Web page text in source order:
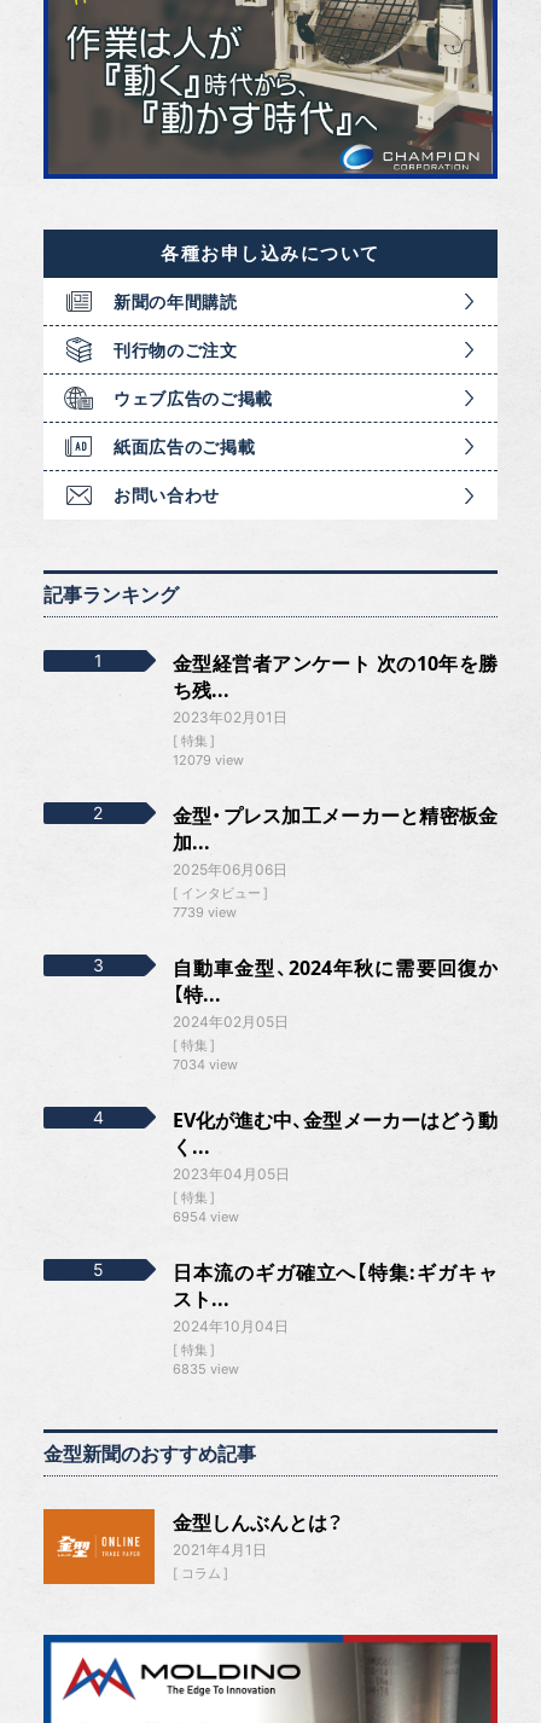
各種お申し込みについて
新聞の年間購読
刊行物のご注文
ウェブ広告のご掲載
紙面広告のご掲載
お問い合わせ
記事ランキング
金型経営者アンケート 次の10年を勝
ち残...
2023年02月01日
特集
12079 view
金型・プレス加工メーカーと精密板金
加...
2025年06月06日
インタビュー
7739 view
自動車金型、2024年秋に需要回復か
【特...
2024年02月05日
特集
7034 view
EV化が進む中、金型メーカーはどう動
く...
2023年04月05日
特集
6954 view
日本流のギガ確立へ【特集:ギガキャ
スト...
2024年10月04日
特集
6835 view
金型新聞のおすすめ記事
金型しんぶんとは？
2021年4月1日
コラム